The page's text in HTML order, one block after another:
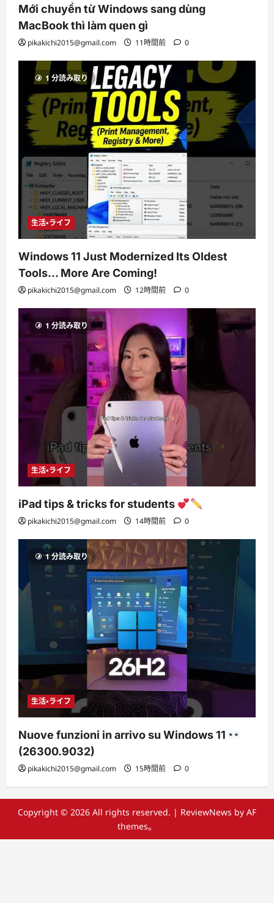
Mới chuyển từ Windows sang dùng
MacBook thì làm quen gì
pikakichi2015@gmail.com 11時間前 0
1 分読み取り
生活・ライフ
Windows 11 Just Modernized Its Oldest
Tools… More Are Coming!
pikakichi2015@gmail.com 12時間前 0
1 分読み取り
生活・ライフ
iPad tips & tricks for students
pikakichi2015@gmail.com 14時間前 0
1 分読み取り
生活・ライフ
Nuove funzioni in arrivo su Windows 11
(26300.9032)
pikakichi2015@gmail.com 15時間前 0
Copyright © 2026 All rights reserved. | ReviewNews by AF
themes。